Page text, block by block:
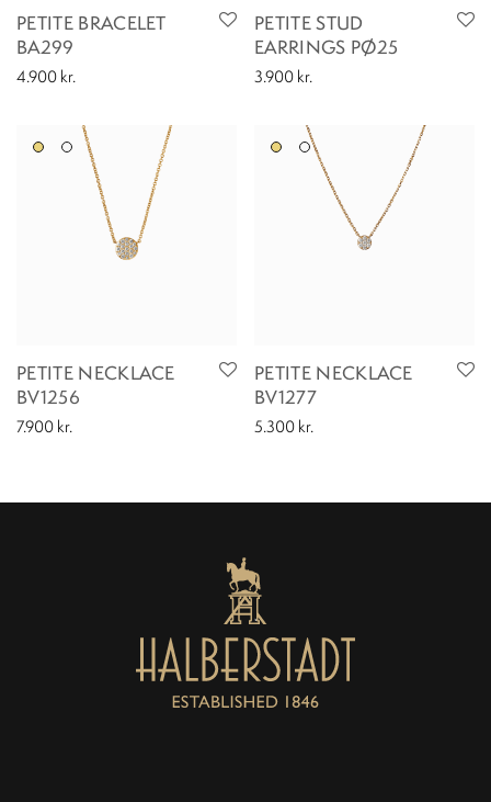
PETITE BRACELET
BA299
4.900 kr.
PETITE STUD
EARRINGS PØ25
3.900 kr.
PETITE NECKLACE
BV1256
7.900 kr.
PETITE NECKLACE
BV1277
5.300 kr.